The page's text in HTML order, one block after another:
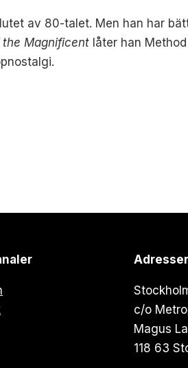
av 80-talet. Men han har
the Magnificent låter han
Adresser
c/o
Magus
118 63